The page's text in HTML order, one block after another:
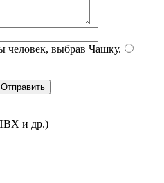
человек, выбрав Чашку.
и др.)